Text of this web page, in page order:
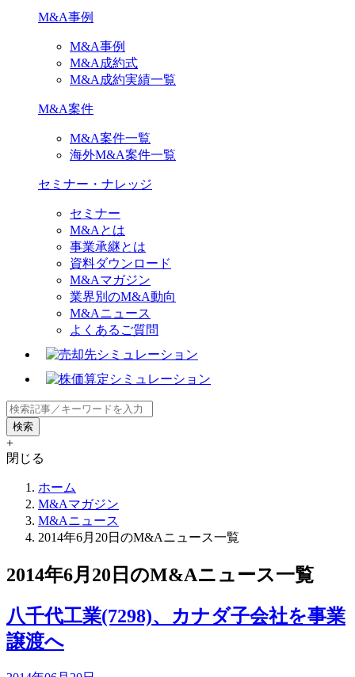
M&A事例
M&A事例
M&A成約式
M&A成約実績一覧
M&A案件
M&A案件一覧
海外M&A案件一覧
セミナー・ナレッジ
セミナー
M&Aとは
事業承継とは
資料ダウンロード
M&Aマガジン
業界別のM&A動向
M&Aニュース
よくあるご質問
+
閉じる
ホーム
M&Aマガジン
M&Aニュース
2014年6月20日のM&Aニュース一覧
2014年6月20日のM&Aニュース一覧
八千代工業(7298)、カナダ子会社を事業
譲渡へ